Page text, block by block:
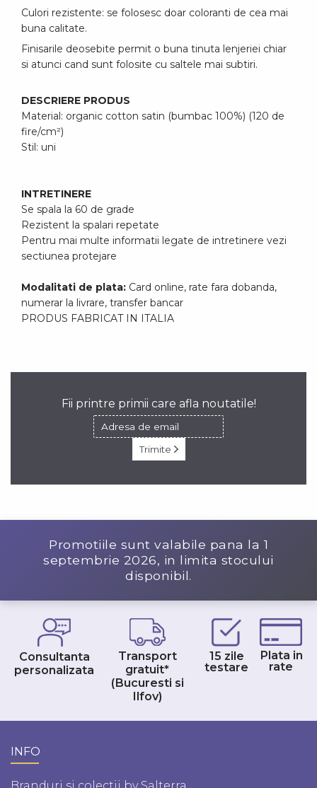
Culori rezistente: se folosesc doar coloranti de cea mai
buna calitate.
Finisarile deosebite permit o buna tinuta lenjeriei chiar
si atunci cand sunt folosite cu saltele mai subtiri.
DESCRIERE PRODUS
Material: organic cotton satin (bumbac 100%) (120 de
fire/cm²)
Stil: uni
INTRETINERE
Se spala la 60 de grade
Rezistent la spalari repetate
Pentru mai multe informatii legate de intretinere vezi
sectiunea protejare
Modalitati de plata: Card online, rate fara dobanda,
numerar la livrare, transfer bancar
PRODUS FABRICAT IN ITALIA
Fii printre primii care afla noutatile!
Trimite
Promotiile sunt valabile pana la 1
septembrie 2026, in limita stocului
disponibil.
Consultanta
personalizata
Transport
gratuit*
(Bucuresti si
Ilfov)
15 zile
testare
Plata in
rate
INFO